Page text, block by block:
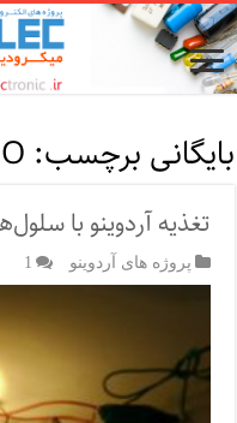
بایگانی برچسب:
تغذیه آردوینو با
پروژه های آردوینو 1